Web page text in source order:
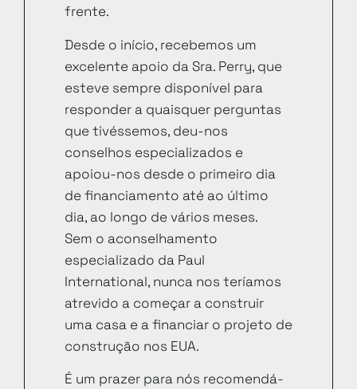
frente.
Desde o início, recebemos um
excelente apoio da Sra. Perry, que
esteve sempre disponível para
responder a quaisquer perguntas
que tivéssemos, deu-nos
conselhos especializados e
apoiou-nos desde o primeiro dia
de financiamento até ao último
dia, ao longo de vários meses.
Sem o aconselhamento
especializado da Paul
International, nunca nos teríamos
atrevido a começar a construir
uma casa e a financiar o projeto de
construção nos EUA.
É um prazer para nós recomendá-